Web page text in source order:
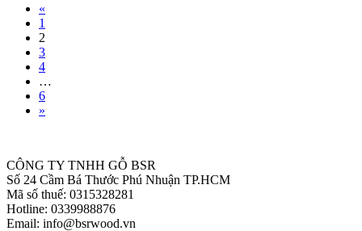
«
1
2
3
4
…
6
»
CÔNG TY TNHH GỖ BSR
Số 24 Cầm Bá Thước Phú Nhuận TP.HCM
Mã số thuế: 0315328281
Hotline: 0339988876
Email: info@bsrwood.vn